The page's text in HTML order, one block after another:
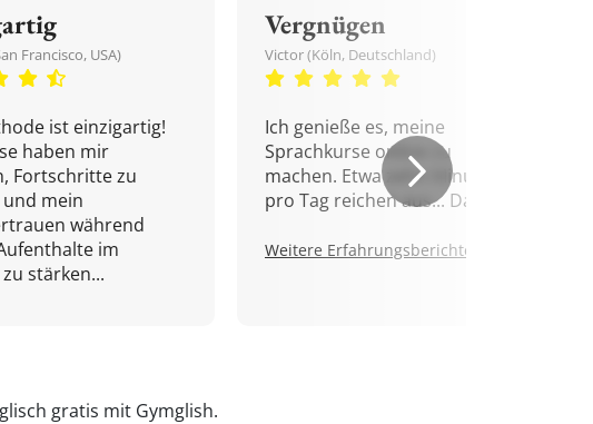
Francisco, USA)
ist einzigartig!
haben mir
Fortschritte zu
mein
während
im
stärken...
Vergnügen
Victor (Köln, Deutschland)
Ich genieße es, meine
Sprachkurse online zu
machen. Etwa zehn Minuten
pro Tag reichen aus... Danke!
Weitere Erfahrungsberichte.
gratis mit Gymglish.